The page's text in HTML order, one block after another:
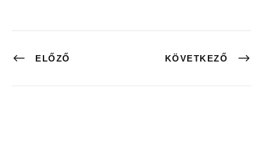
ELŐZŐ KÖVETKEZŐ